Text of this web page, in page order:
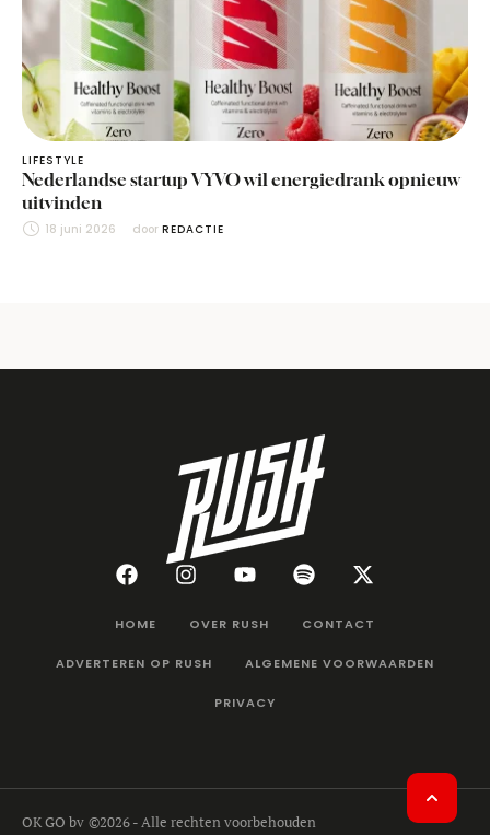
LIFESTYLE
Nederlandse startup VYVO wil energiedrank opnieuw
uitvinden
18 juni 2026 door REDACTIE
HOME OVER RUSH CONTACT
ADVERTEREN OP RUSH ALGEMENE VOORWAARDEN
PRIVACY
OK GO bv ©2026 - Alle rechten voorbehouden